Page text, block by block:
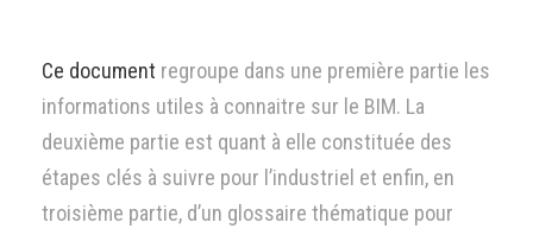
Ce document regroupe dans une première partie les
informations utiles à connaitre sur le BIM. La
deuxième partie est quant à elle constituée des
étapes clés à suivre pour l’industriel et enfin, en
troisième partie, d’un glossaire thématique pour